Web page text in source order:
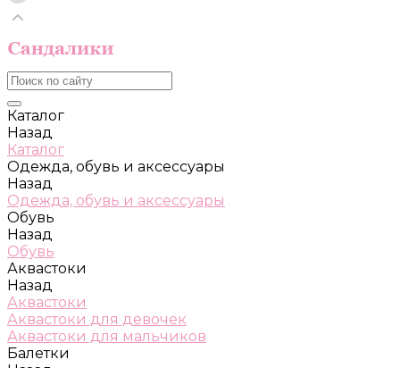
Каталог
Назад
Каталог
Одежда, обувь и аксессуары
Назад
Одежда, обувь и аксессуары
Обувь
Назад
Обувь
Аквастоки
Назад
Аквастоки
Аквастоки для девочек
Аквастоки для мальчиков
Балетки